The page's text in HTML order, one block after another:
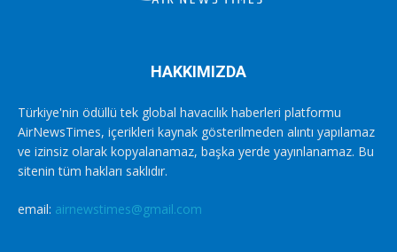
HAKKIMIZDA
Türkiye'nin ödüllü tek global havacılık haberleri platformu
AirNewsTimes, içerikleri kaynak gösterilmeden alıntı yapılamaz
ve izinsiz olarak kopyalanamaz, başka yerde yayınlanamaz. Bu
sitenin tüm hakları saklıdır.
email: airnewstimes@gmail.com